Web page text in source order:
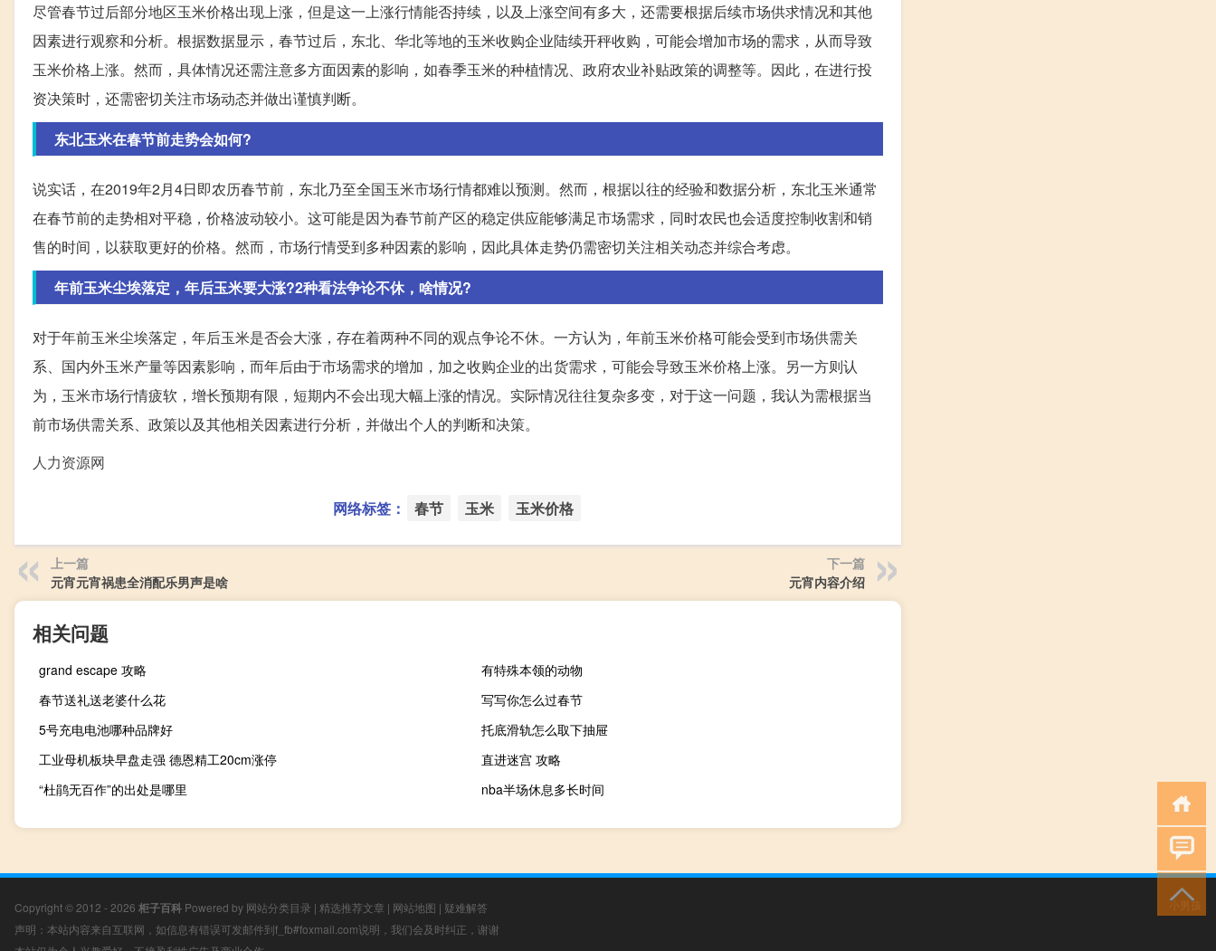
尽管春节过后部分地区玉米价格出现上涨，但是这一上涨行情能否持续，以及上涨空间有多大，还需要根据后续市场供求情况和其他
因素进行观察和分析。根据数据显示，春节过后，东北、华北等地的玉米收购企业陆续开秤收购，可能会增加市场的需求，从而导致
玉米价格上涨。然而，具体情况还需注意多方面因素的影响，如春季玉米的种植情况、政府农业补贴政策的调整等。因此，在进行投
资决策时，还需密切关注市场动态并做出谨慎判断。
东北玉米在春节前走势会如何?
说实话，在2019年2月4日即农历春节前，东北乃至全国玉米市场行情都难以预测。然而，根据以往的经验和数据分析，东北玉米通常
在春节前的走势相对平稳，价格波动较小。这可能是因为春节前产区的稳定供应能够满足市场需求，同时农民也会适度控制收割和销
售的时间，以获取更好的价格。然而，市场行情受到多种因素的影响，因此具体走势仍需密切关注相关动态并综合考虑。
年前玉米尘埃落定，年后玉米要大涨?2种看法争论不休，啥情况?
对于年前玉米尘埃落定，年后玉米是否会大涨，存在着两种不同的观点争论不休。一方认为，年前玉米价格可能会受到市场供需关
系、国内外玉米产量等因素影响，而年后由于市场需求的增加，加之收购企业的出货需求，可能会导致玉米价格上涨。另一方则认
为，玉米市场行情疲软，增长预期有限，短期内不会出现大幅上涨的情况。实际情况往往复杂多变，对于这一问题，我认为需根据当
前市场供需关系、政策以及其他相关因素进行分析，并做出个人的判断和决策。
人力资源网
网络标签： 春节 玉米 玉米价格
上一篇
元宵元宵祸患全消配乐男声是啥
下一篇
元宵内容介绍
相关问题
grand escape 攻略
有特殊本领的动物
春节送礼送老婆什么花
写写你怎么过春节
5号充电电池哪种品牌好
托底滑轨怎么取下抽屉
工业母机板块早盘走强 德恩精工20cm涨停
直进迷宫 攻略
“杜鹃无百作”的出处是哪里
nba半场休息多长时间
Copyright © 2012 - 2026 柜子百科 Powered by 网站分类目录 | 精选推荐文章 | 网站地图 | 疑难解答
声明：本站内容来自互联网，如信息有错误可发邮件到f_fb#foxmail.com说明，我们会及时纠正，谢谢
小男孩